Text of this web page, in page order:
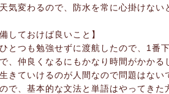
気変わるので、防水を常に心掛けな
備しておけば良いこと】
とつも勉強せずに渡航したので、1番
、仲良くなるにもかなり時間がかか
きていけるのが人間なので問題はな
で、基本的な文法と単語はやってき